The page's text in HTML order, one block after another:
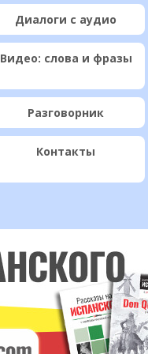
Диалоги с аудио
Видео: слова и фразы
Разговорник
Контакты